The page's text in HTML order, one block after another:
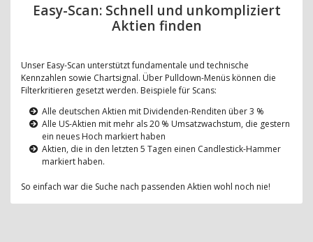
Easy-Scan: Schnell und unkompliziert
Aktien finden
Unser Easy-Scan unterstützt fundamentale und technische
Kennzahlen sowie Chartsignal. Über Pulldown-Menüs können die
Filterkritieren gesetzt werden. Beispiele für Scans:
Alle deutschen Aktien mit Dividenden-Renditen über 3 %
Alle US-Aktien mit mehr als 20 % Umsatzwachstum, die gestern
ein neues Hoch markiert haben
Aktien, die in den letzten 5 Tagen einen Candlestick-Hammer
markiert haben.
So einfach war die Suche nach passenden Aktien wohl noch nie!